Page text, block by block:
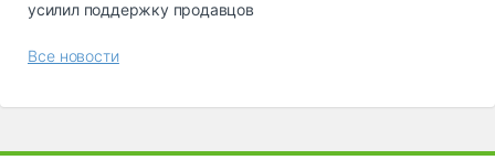
усилил поддержку продавцов
Все новости